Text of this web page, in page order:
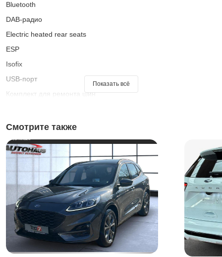
Bluetooth
DAB-радио
Electric heated rear seats
ESP
Isofix
USB-порт
Комплект для ремонта шин
Ассистент переключения фар дальнего света
Ассистент при старте на подъеме
Аудиосистема
Багажник на крыше
Бесключевой доступ
Бортовой компьютер
Ветровое стекло с подогревом
Всесезонные шины
Показать всё
Смотрите также